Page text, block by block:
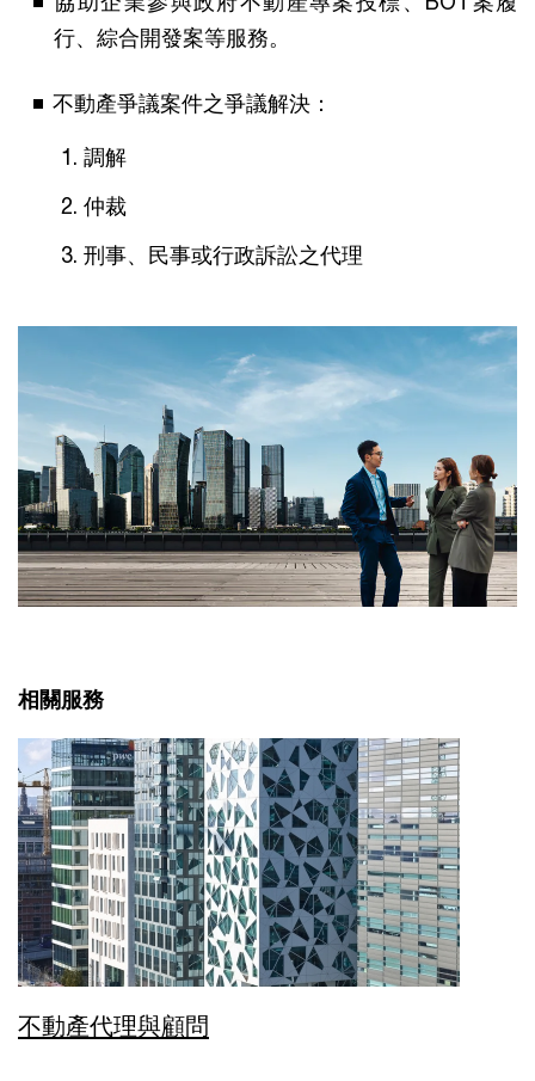
行、綜合開發案等服務。
不動產爭議案件之爭議解決：
調解
仲裁
刑事、民事或行政訴訟之代理
相關服務
不動產代理與顧問